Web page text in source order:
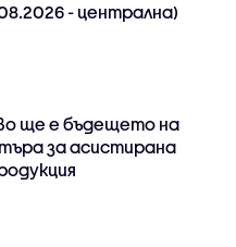
- централна)
ще е бъдещето на
за асистирана